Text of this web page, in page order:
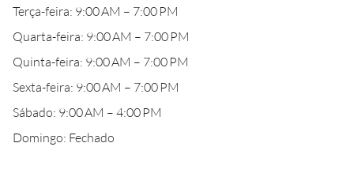
Terça-feira: 9:00 AM – 7:00 PM
Quarta-feira: 9:00 AM – 7:00 PM
Quinta-feira: 9:00 AM – 7:00 PM
Sexta-feira: 9:00 AM – 7:00 PM
Sábado: 9:00 AM – 4:00 PM
Domingo: Fechado